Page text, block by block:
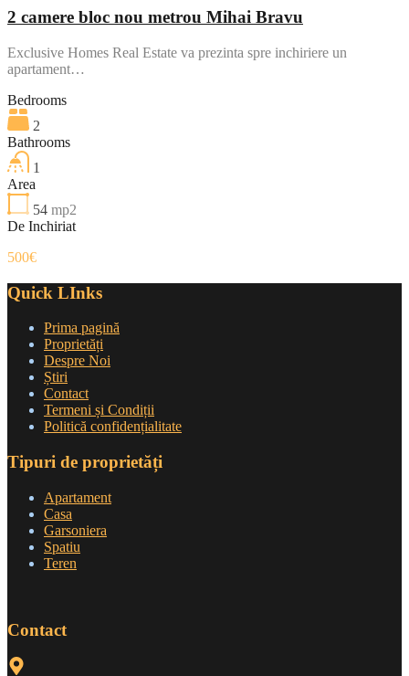
2 camere bloc nou metrou Mihai Bravu
Exclusive Homes Real Estate va prezinta spre inchiriere un
apartament…
Bedrooms
2
Bathrooms
1
Area
54 mp2
De Inchiriat
500€
Quick LInks
Prima pagină
Proprietăți
Despre Noi
Știri
Contact
Termeni și Condiții
Politică confidențialitate
Tipuri de proprietăți
Apartament
Casa
Garsoniera
Spatiu
Teren
Contact